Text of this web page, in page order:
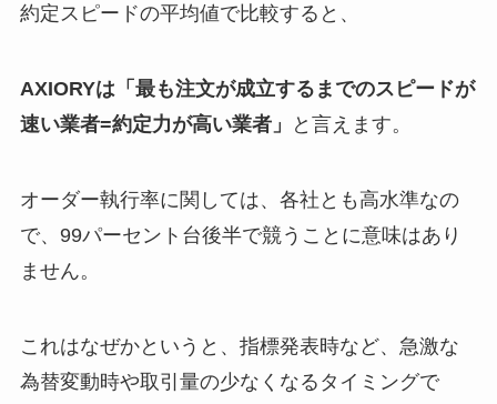
約定スピードの平均値で比較すると、
AXIORYは「最も注文が成立するまでのスピードが
速い業者=約定力が高い業者」
と言えます。
オーダー執行率に関しては、各社とも高水準なの
で、99パーセント台後半で競うことに意味はあり
ません。
これはなぜかというと、指標発表時など、急激な
為替変動時や取引量の少なくなるタイミングで